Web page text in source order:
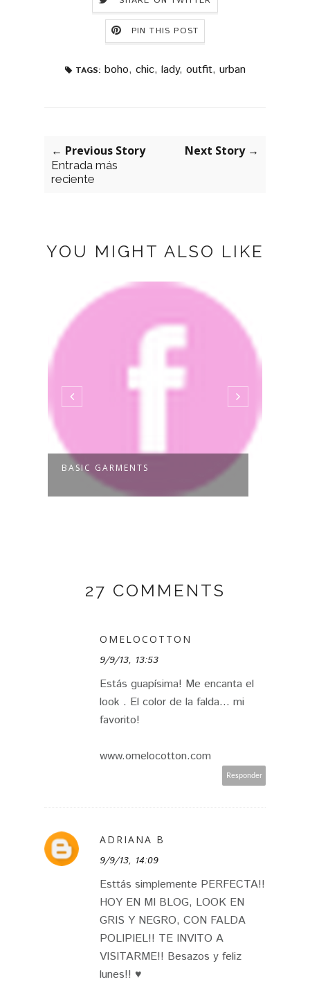
PIN THIS POST
TAGS: boho, chic, lady, outfit, urban
← Previous Story
Entrada más
reciente
Next Story →
YOU MIGHT ALSO LIKE
BASIC GARMENTS
27 COMMENTS
OMELOCOTTON
9/9/13, 13:53
Estás guapísima! Me encanta el
look . El color de la falda... mi
favorito!
www.omelocotton.com
Responder
ADRIANA B
9/9/13, 14:09
Esttás simplemente PERFECTA!!
HOY EN MI BLOG, LOOK EN
GRIS Y NEGRO, CON FALDA
POLIPIEL!! TE INVITO A
VISITARME!! Besazos y feliz
lunes!! ♥